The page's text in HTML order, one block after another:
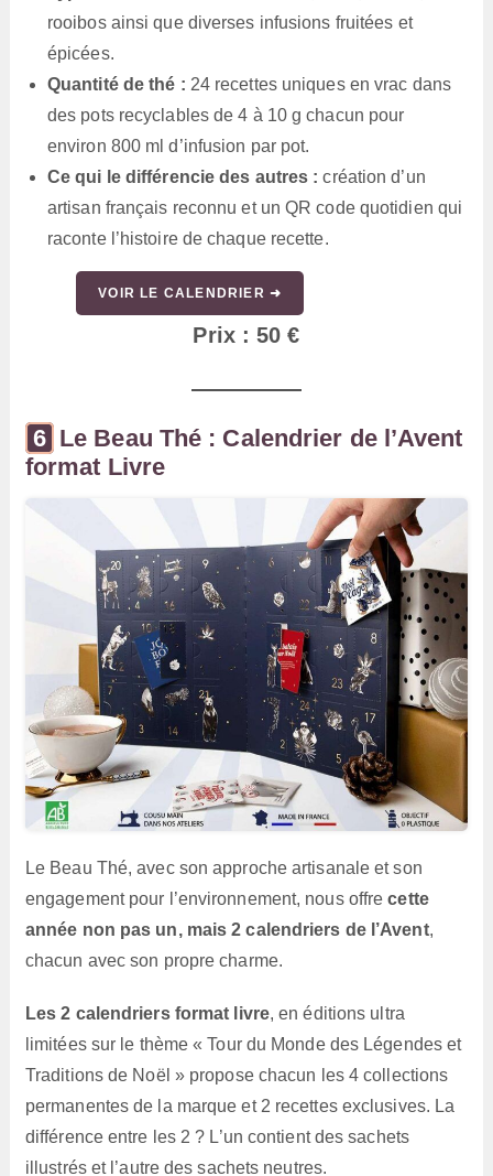
rooibos ainsi que diverses infusions fruitées et
épicées.
Quantité de thé : 24 recettes uniques en vrac dans
des pots recyclables de 4 à 10 g chacun pour
environ 800 ml d’infusion par pot.
Ce qui le différencie des autres : création d’un
artisan français reconnu et un QR code quotidien qui
raconte l’histoire de chaque recette.
VOIR LE CALENDRIER ➜
Prix : 50 €
Le Beau Thé : Calendrier de l’Avent
format Livre
Le Beau Thé, avec son approche artisanale et son
engagement pour l’environnement, nous offrecette
année non pas un, mais 2 calendriers de l’Avent,
chacun avec son propre charme.
Les 2 calendriers format livre, en éditions ultra
limitées sur le thème « Tour du Monde des Légendes et
Traditions de Noël » propose chacun les 4 collections
permanentes de la marque et 2 recettes exclusives. La
différence entre les 2 ? L’un contient des sachets
illustrés et l’autre des sachets neutres.